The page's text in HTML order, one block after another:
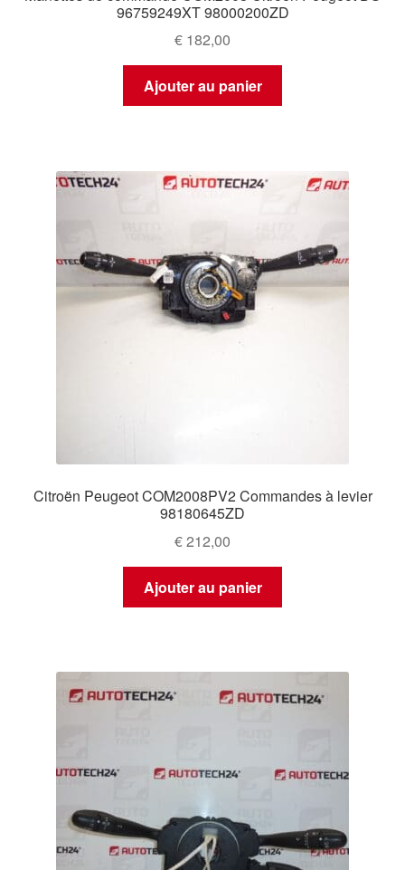
96759249XT 98000200ZD
€ 182,00
Ajouter au panier
Citroën Peugeot COM2008PV2 Commandes à levier
98180645ZD
€212,00
Ajouter au panier